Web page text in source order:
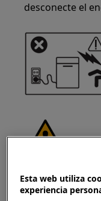
desconecte el
Esta web utiliza
experiencia